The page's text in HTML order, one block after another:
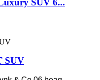
SUV 6...
SUV